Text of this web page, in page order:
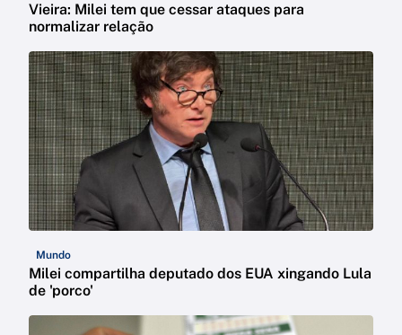
Vieira: Milei tem que cessar ataques para
normalizar relação
Mundo
Milei compartilha deputado dos EUA xingando Lula
de 'porco'